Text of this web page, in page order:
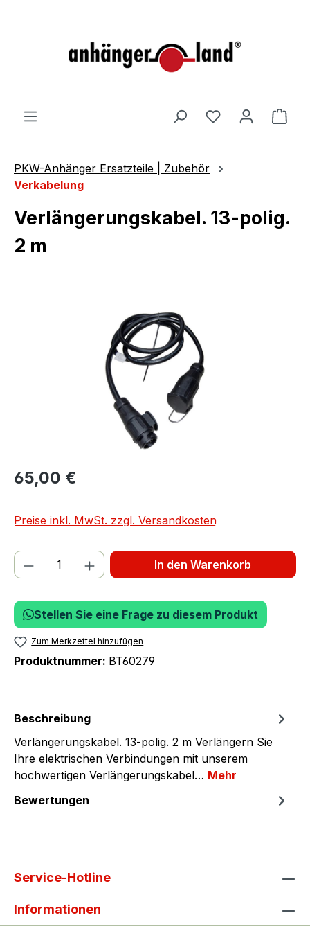
PKW-Anhänger Ersatzteile | Zubehör
Verkabelung
Verlängerungskabel. 13-polig.
2 m
65,00 €
Preise inkl. MwSt. zzgl. Versandkosten
Produkt Anzahl: Gib den gewünschten
In den Warenkorb
Stellen Sie eine Frage zu diesem Produkt
Zum Merkzettel hinzufügen
Produktnummer: BT60279
Beschreibung
Verlängerungskabel. 13-polig. 2 m Verlängern Sie
Ihre elektrischen Verbindungen mit unserem
hochwertigen Verlängerungskabel… Mehr
Bewertungen
Service-Hotline
Informationen